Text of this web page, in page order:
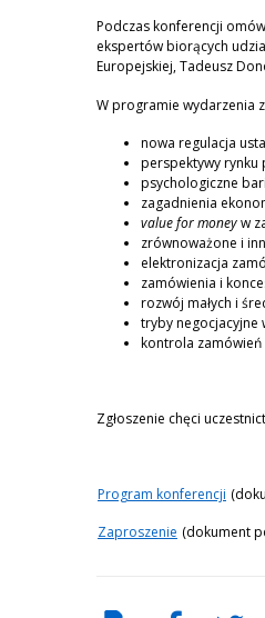
Podczas konferencji
ekspertów biorących
Europejskiej, Tadeusz
W programie wydarzenia
nowa regulacja
perspektywy rynku
psychologiczne
zagadnienia
value for moneyw
zrównoważone i
elektronizacja
zamówienia i
rozwój małych i
tryby negocjacyjne
kontrola zamówień
Zgłoszenie chęci
Program konferencji
Zaproszenie (dokument